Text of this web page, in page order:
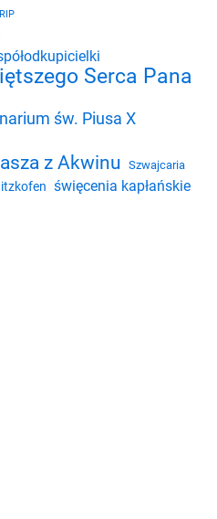
RIP
Serca Pana
św. Piusa X
z Akwinu Szwajcaria
święcenia kapłańskie